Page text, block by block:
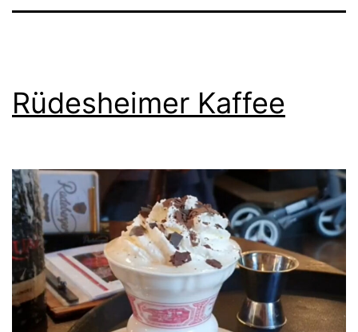
Rüdesheimer Kaffee